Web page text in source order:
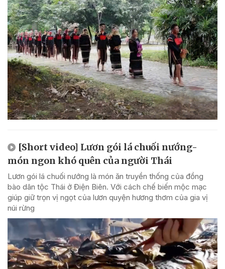
[Short video] Lươn gói lá chuối nướng-
món ngon khó quên của người Thái
Lươn gói lá chuối nướng là món ăn truyền thống của đồng
bào dân tộc Thái ở Điện Biên. Với cách chế biến mộc mạc
giúp giữ trọn vị ngọt của lươn quyện hương thơm của gia vị
núi rừng